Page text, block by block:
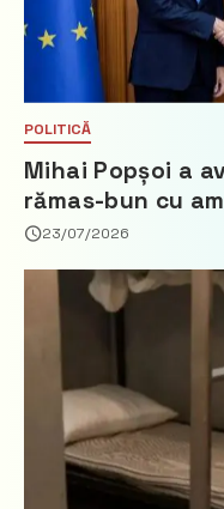
POLITICĂ
Mihai Popșoi a
rămas-bun cu
Țărilor de Jos,
23/07/2026